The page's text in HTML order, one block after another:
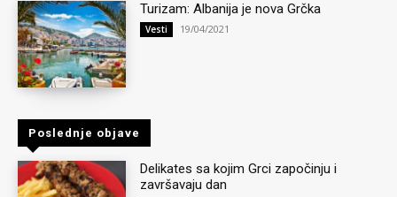
Turizam: Albanija je nova Grčka
Vesti 19/04/2021
Poslednje objave
Delikates sa kojim Grci započinju i
završavaju dan